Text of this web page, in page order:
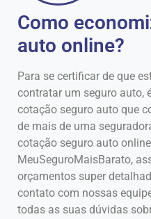
Como
auto online?
Para se certificar de que
contratar um seguro auto,
cotação seguro auto que
de mais de uma
cotação seguro auto
MeuSeguroMaisBarato,
orçamentos super
contato com nossas
todas as suas dúvidas